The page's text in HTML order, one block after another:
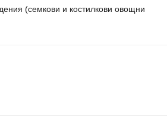
(семкови и костилкови овощни